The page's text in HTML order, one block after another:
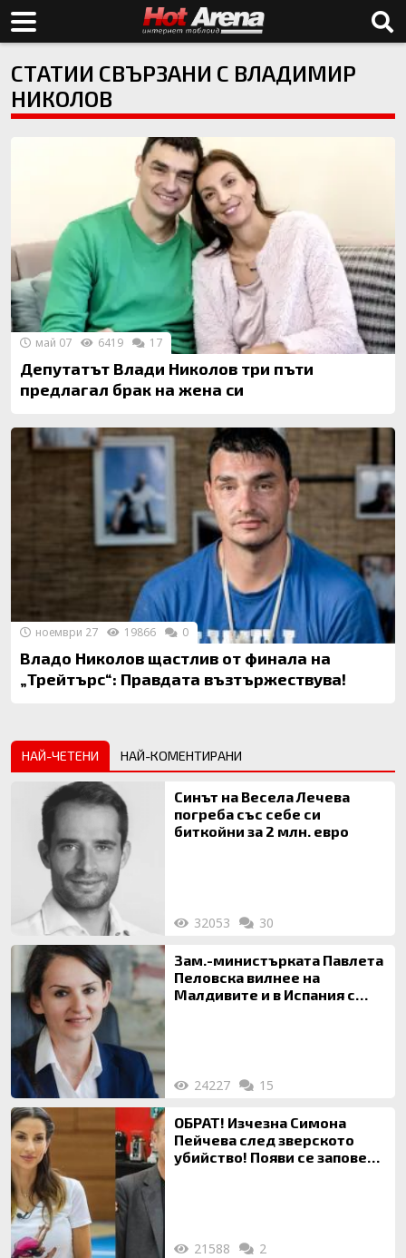
СТАТИИ СВЪРЗАНИ С ВЛАДИМИР
НИКОЛОВ
Депутатът Влади Николов три пъти
предлагал брак на жена си
май 07 6419 17
Владо Николов щастлив от финала на
„Трейтърс“: Правдата възтържествува!
ноември 27 19866 0
НАЙ-ЧЕТЕНИ НАЙ-КОМЕНТИРАНИ
Синът на Весела Лечева
погреба със себе си
биткойни за 2 млн. евро
32053 30
Зам.-министърката Павлета
Пеловска вилнее на
Малдивите и в Испания с
24227 15
ОБРАТ! Изчезна Симона
Пейчева след зверското
убийство! Появи се заповед
21588 2